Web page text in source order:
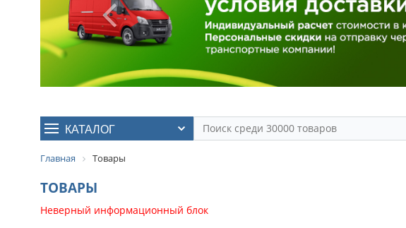
КАТАЛОГ
Главная Товары
ТОВАРЫ
Неверный информационный блок